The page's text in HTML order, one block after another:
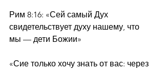
Рим 8:16: «Сей самый Дух
свидетельствует духу нашему, что
мы — дети Божии»
«Сие только хочу знать от вас: через